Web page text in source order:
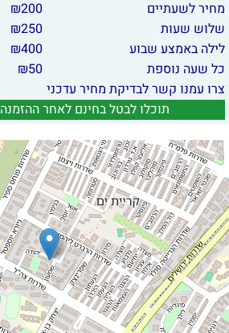
מחיר לשעתיים
200
₪
שלוש שעות
250
₪
לילה באמצע שבוע
400
₪
כל שעה נוספת
50
₪
צרו עמנו קשר לבדיקת מחיר עדכני
תוכלו לבטל בחינם לאחר ההזמנה